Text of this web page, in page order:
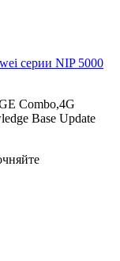
серии NIP 5000
Combo,4G
Base Update